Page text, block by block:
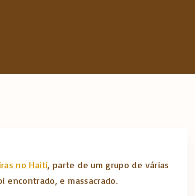
no Haiti, parte de um grupo de várias
encontrado, e massacrado.